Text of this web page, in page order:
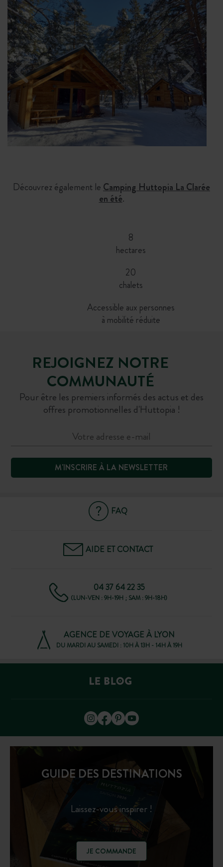
Découvrez également le Camping Huttopia La Clarée
en été.
8
hectares
20
chalets
Accessible aux personnes
à mobilité réduite
REJOIGNEZ NOTRE
COMMUNAUTÉ
Pour être les premiers informés des actus et des
offres promotionnelles d'Huttopia !
M'INSCRIRE À LA NEWSLETTER
FAQ
AIDE ET CONTACT
04 37 64 22 35
(LUN-VEN : 9H-19H ; SAM : 9H-18H)
AGENCE DE VOYAGE À LYON
DU MARDI AU SAMEDI : 10H À 13H - 14H À 19H
GUIDE DES DESTINATIONS
Laissez-vous inspirer !
JE COMMANDE